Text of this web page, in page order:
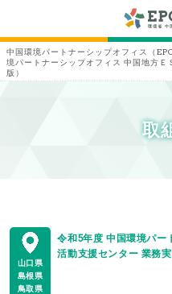
中国環境パートナーシップオフィス（
境パートナーシップオフィス 中国地方
版）
取
山口県
島根県
鳥取県
令和5年度 中国環境パー
活動支援センター 業務実